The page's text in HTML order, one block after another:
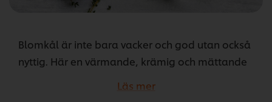
Blomkål är inte bara vacker och god utan också
nyttig. Här en värmande, krämig och mättande
Läs mer